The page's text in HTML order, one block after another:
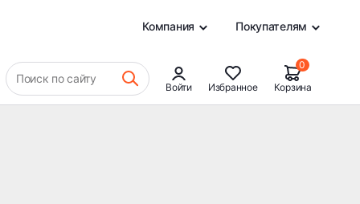
Компания Покупателям
Поиск по сайту
Войти Избранное
0
Корзина